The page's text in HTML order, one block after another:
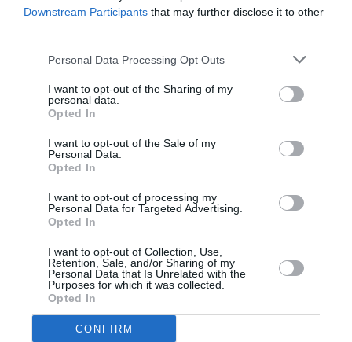
Downstream Participants that may further disclose it to other
Personal Data Processing Opt Outs
I want to opt-out of the Sharing of my
personal data.
Opted In
I want to opt-out of the Sale of my
Personal Data.
Opted In
I want to opt-out of processing my
Personal Data for Targeted Advertising.
Opted In
I want to opt-out of Collection, Use,
Retention, Sale, and/or Sharing of my
Personal Data that Is Unrelated with the
Purposes for which it was collected.
Opted In
CONFIRM
„Aici am schimbat mult soarta, având o altă
responsabilitate de care nimeni nu te avertizează că
te așteaptă. Datorii. Investiții. Angajați. Locul de
muncă de plătit; o altă chirie în plus, taxe.”
însărcinată: „În luna în care am depus actele am
născut ultima fetiță, cea mai mare realizare a mea.
Nu a fost ușor cu un copil nou născut să am și
atelierul, fără ajutor de la părinți. „
Cosmin Nicoraș, model de succes în Italia: ”viață
foarte interesantă, doar că durează foarte puțin”
Succes la Milano